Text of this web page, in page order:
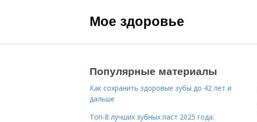
Мое здоровье
Популярные материалы
Как сохранить здоровые зубы до 42 лет и
дальше
Топ-8 лучших зубных паст 2025 года: